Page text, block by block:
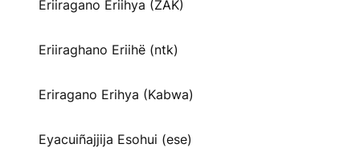
Eriiragano Eriihya (ZAK)
Eriiraghano Eriihë (ntk)
Eriragano Erihya (Kabwa)
Eyacuiñajjija Esohui (ese)